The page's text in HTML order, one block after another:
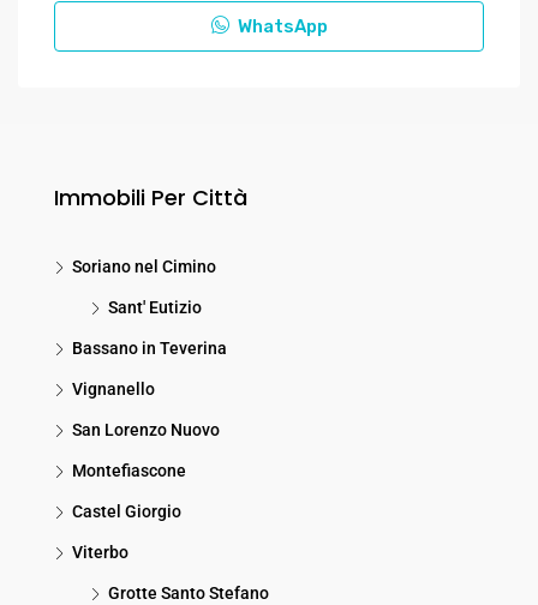
WhatsApp
Immobili Per Città
Soriano nel Cimino
Sant' Eutizio
Bassano in Teverina
Vignanello
San Lorenzo Nuovo
Montefiascone
Castel Giorgio
Viterbo
Grotte Santo Stefano